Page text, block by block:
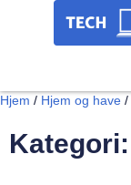
Hjem / Hjem og have /